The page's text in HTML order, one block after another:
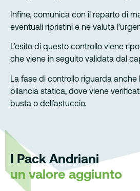
Infine, comunica con il reparto di
eventuali ripristini e ne valuta
L’esito di questo controllo viene
che viene in seguito validata dal
La fase di controllo riguarda anche
bilancia statica, dove viene
busta o dell’astuccio.
I Pack Andriani
un valore aggiunto